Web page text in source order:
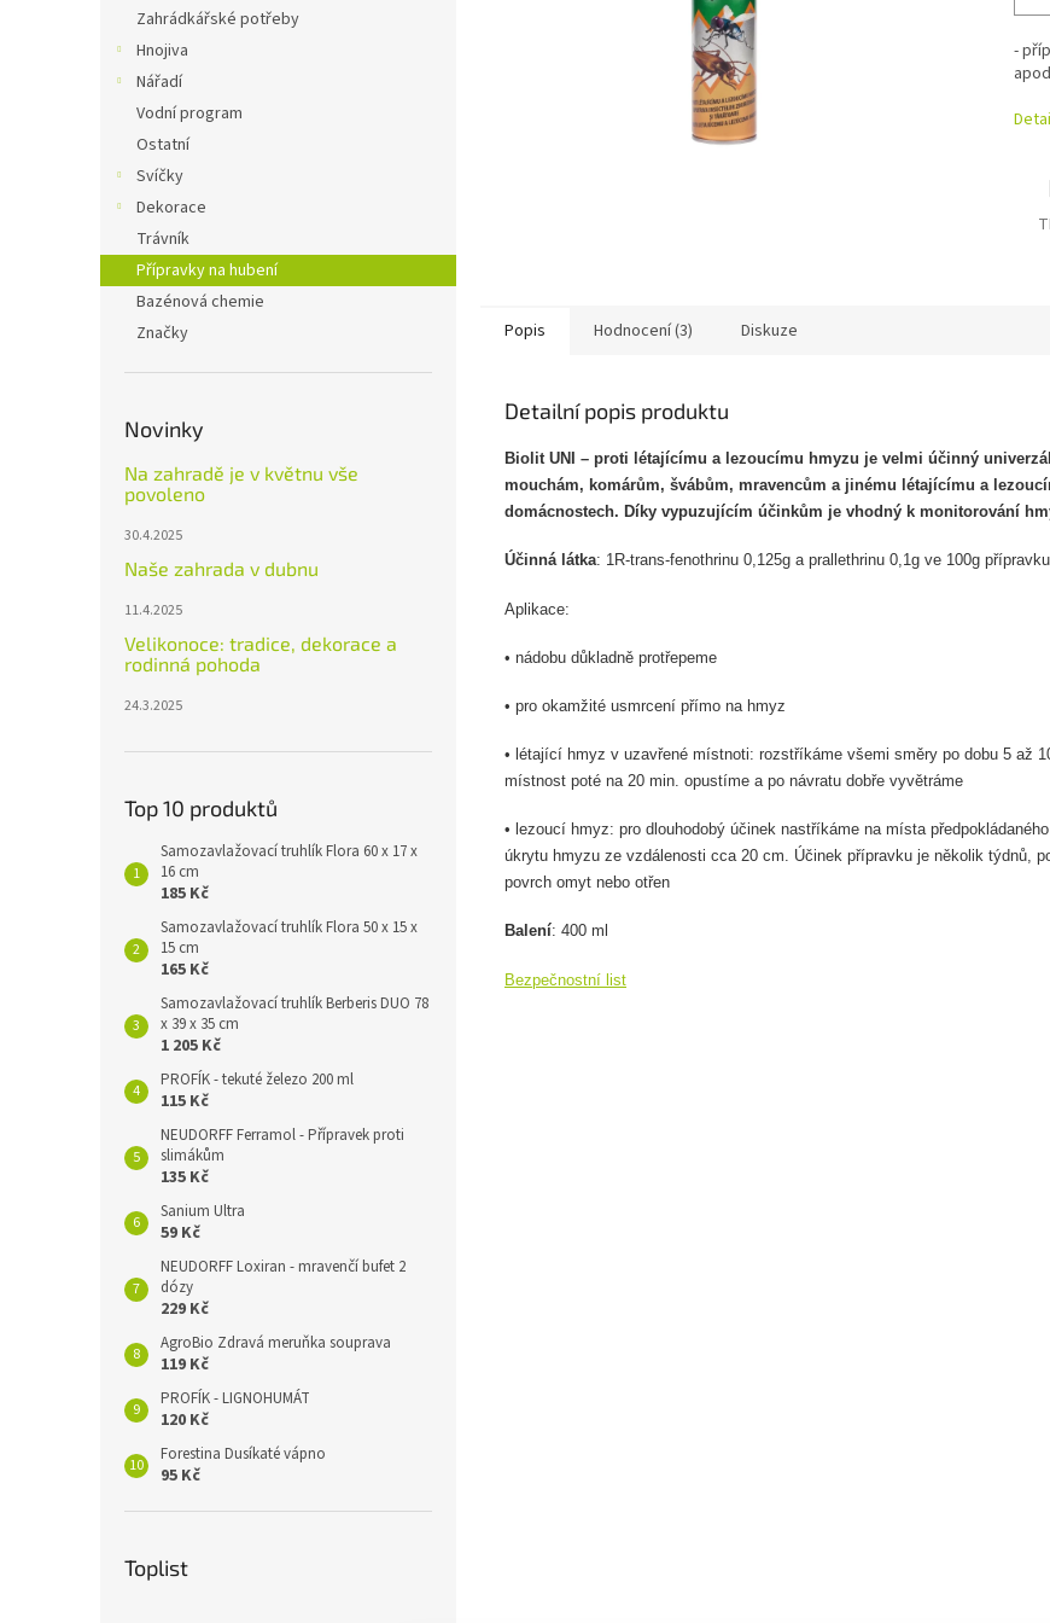
Zahrádkářské potřeby
Hnojiva
Nářadí
Vodní program
Ostatní
Svíčky
Dekorace
Trávník
Přípravky na hubení
Bazénová chemie
Značky
Novinky
Na zahradě je v květnu vše
povoleno
30.4.2025
Naše zahrada v dubnu
11.4.2025
Velikonoce: tradice, dekorace a
rodinná pohoda
24.3.2025
Top 10 produktů
Samozavlažovací truhlík Flora 60 x 17 x
16 cm
185 Kč
Samozavlažovací truhlík Flora 50 x 15 x
15 cm
165 Kč
Samozavlažovací truhlík Berberis DUO 78
x 39 x 35 cm
1 205 Kč
PROFÍK - tekuté železo 200 ml
115 Kč
NEUDORFF Ferramol - Přípravek proti
slimákům
135 Kč
Sanium Ultra
59 Kč
NEUDORFF Loxiran - mravenčí bufet 2
dózy
229 Kč
AgroBio Zdravá meruňka souprava
119 Kč
PROFÍK - LIGNOHUMÁT
120 Kč
Forestina Dusíkaté vápno
95 Kč
Toplist
-
Popis Hodnocení (3) Diskuze
Detailní popis produktu
Biolit UNI – proti létajícímu a lezoucímu hmyzu je velmi účinný
mouchám, komárům, švábům, mravencům a jinému létajícímu a
domácnostech. Díky vypuzujícím účinkům je vhodný k monitorování
Účinná látka: 1R-trans-fenothrinu 0,125g a prallethrinu 0,1g ve 100g přípravku
Aplikace:
• nádobu důkladně protřepeme
• pro okamžité usmrcení přímo na hmyz
• létající hmyz v uzavřené místnoti: rozstříkáme všemi směry po dobu 5 až
místnost poté na 20 min. opustíme a po návratu dobře vyvětráme
• lezoucí hmyz: pro dlouhodobý účinek nastříkáme na místa
úkrytu hmyzu ze vzdálenosti cca 20 cm. Účinek přípravku je několik týdnů,
povrch omyt nebo otřen
Balení: 400 ml
Bezpečnostní list